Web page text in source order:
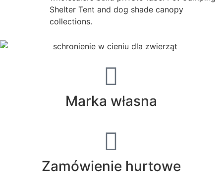
Shelter Tent and dog shade canopy
collections.
Marka własna
Zamówienie hurtowe